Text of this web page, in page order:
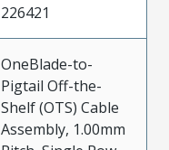
226421
OneBlade-to-
Pigtail Off-the-
Shelf (OTS) Cable
Assembly, 1.00mm